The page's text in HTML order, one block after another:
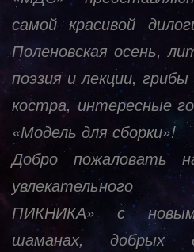
самой красивой
Поленовская осень,
поэзия и лекции,
костра, интересные
«Модель для сборки»!
Добро пожаловать
увлекательного
ПИКНИКА» с
шаманах, добрых